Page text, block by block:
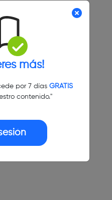
más!
por 7 días GRATIS
contenido."